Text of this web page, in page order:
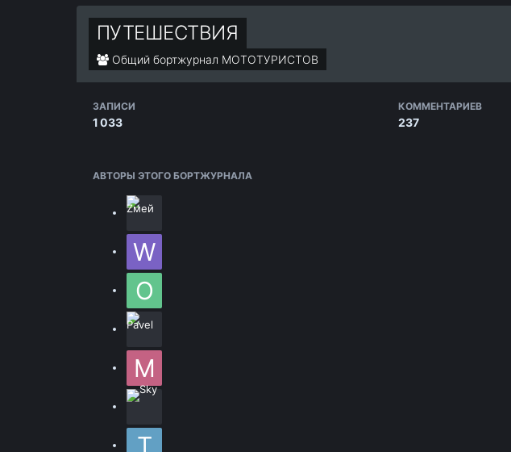
ПУТЕШЕСТВИЯ
Общий бортжурнал МОТОТУРИСТОВ
ЗАПИСИ
1 033
КОММЕНТАРИЕВ
237
АВТОРЫ ЭТОГО БОРТЖУРНАЛА